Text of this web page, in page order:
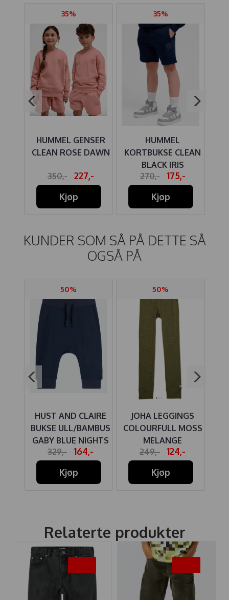
35%
HUMMEL GENSER
CLEAN ROSE DAWN
350,-
227,-
Kjøp
35%
HUMMEL
KORTBUKSE CLEAN
BLACK IRIS
270,-
175,-
Kjøp
KUNDER SOM SÅ PÅ DETTE SÅ
OGSÅ PÅ
50%
HUST AND CLAIRE
BUKSE ULL/BAMBUS
GABY BLUE NIGHTS
329,-
164,-
Kjøp
50%
JOHA LEGGINGS
COLOURFULL MOSS
MELANGE
249,-
124,-
Kjøp
Relaterte produkter